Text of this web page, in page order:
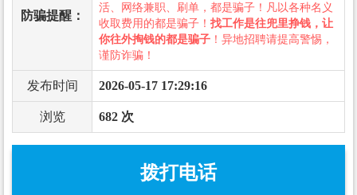
防骗提醒：
活、网络兼职、刷单，都是骗子！凡以各种名义
收取费用的都是骗子！ 找工作是往兜里挣钱，让
你往外掏钱的都是骗子 ！异地招聘请提高警惕，
谨防诈骗！
发布时间 2026-05-17 17:29:16
浏览 682 次
拨打电话